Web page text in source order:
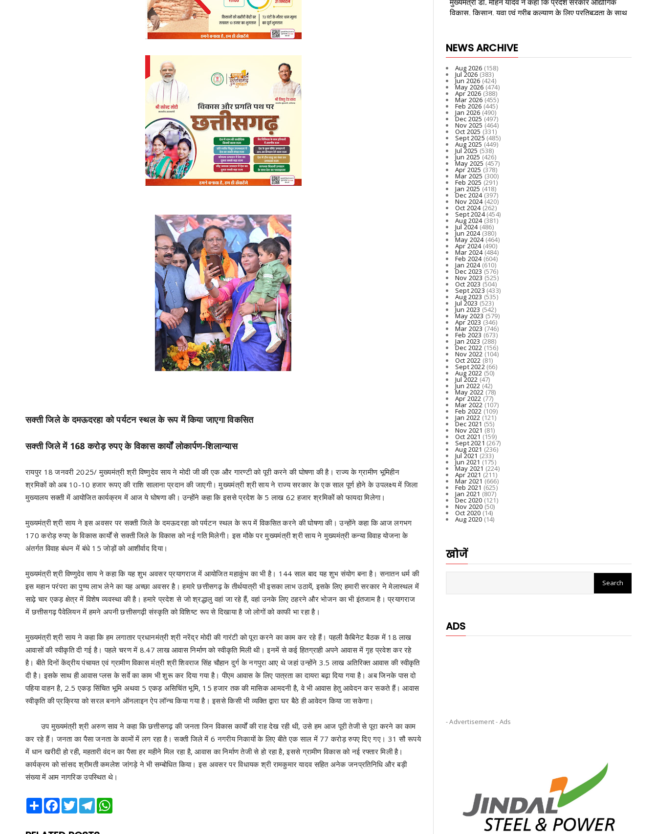
सक्ती जिले के दमऊदरहा को पर्यटन स्थल के रूप में किया जाएगा विकसित
सक्ती जिले में 168 करोड़ रुपए के विकास कार्यों लोकार्पण-शिलान्यास
रायपुर 18 जनवरी 2025/ मुख्यमंत्री श्री विष्णुदेव साय ने मोदी जी की एक और गारण्टी को पूरी करने की घोषणा की है। राज्य के ग्रामीण भूमिहीन
श्रमिकों को अब 10-10 हजार रूपए की राशि सालाना प्रदान की जाएगी। मुख्यमंत्री श्री साय ने राज्य सरकार के एक साल पूर्ण होने के उपलक्ष्य में जिला
मुख्यालय सक्ती में आयोजित कार्यक्रम में आज ये घोषणा की। उन्होंने कहा कि इससे प्रदेश के 5 लाख 62 हजार श्रमिकों को फायदा मिलेगा।
मुख्यमंत्री श्री साय ने इस अवसर पर सक्ती जिले के दमऊदरहा को पर्यटन स्थल के रूप में विकसित करने की घोषणा की। उन्होंने कहा कि आज लगभग
170 करोड़ रुपए के विकास कार्यों से सक्ती जिले के विकास को नई गति मिलेगी। इस मौके पर मुख्यमंत्री श्री साय ने मुख्यमंत्री कन्या विवाह योजना के
अंतर्गत विवाह बंधन में बंधे 15 जोड़ों को आशीर्वाद दिया।
मुख्यमंत्री श्री विष्णुदेव साय ने कहा कि यह शुभ अवसर प्रयागराज में आयोजित महाकुंभ का भी है। 144 साल बाद यह शुभ संयोग बना है। सनातन धर्म की
इस महान परंपरा का पुण्य लाभ लेने का यह अच्छा अवसर है। हमारे छत्तीसगढ़ के तीर्थयात्री भी इसका लाभ उठायें, इसके लिए हमारी सरकार ने मेलास्थल में
साढ़े चार एकड़ क्षेत्र में विशेष व्यवस्था की है। हमारे प्रदेश से जो श्रद्धालु वहां जा रहे हैं, वहां उनके लिए ठहरने और भोजन का भी इंतजाम है। प्रयागराज
में छत्तीसगढ़ पैवेलियन में हमने अपनी छत्तीसगढ़ी संस्कृति को विशिष्ट रूप से दिखाया है जो लोगों को काफी भा रहा है।
मुख्यमंत्री श्री साय ने कहा कि हम लगातार प्रधानमंत्री श्री नरेंद्र मोदी की गारंटी को पूरा करने का काम कर रहे हैं। पहली कैबिनेट बैठक में 18 लाख
आवासों की स्वीकृति दी गई है। पहले चरण में 8.47 लाख आवास निर्माण को स्वीकृति मिली थी। इनमें से कई हितग्राही अपने आवास में गृह प्रवेश कर रहे
है। बीते दिनों केंद्रीय पंचायत एवं ग्रामीण विकास मंत्री श्री शिवराज सिंह चौहान दुर्ग के नगपुरा आए थे जहां उन्होंने 3.5 लाख अतिरिक्त आवास की स्वीकृति
दी है। इसके साथ ही आवास प्लस के सर्वे का काम भी शुरू कर दिया गया है। पीएम आवास के लिए पात्रता का दायरा बढ़ा दिया गया है। अब जिनके पास दो
पहिया वाहन है, 2.5 एकड़ सिंचित भूमि अथवा 5 एकड़ असिचिंत भूमि, 15 हजार तक की मासिक आमदनी है, वे भी आवास हेतु आवेदन कर सकते हैं। आवास
स्वीकृति की प्रक्रिया को सरल बनाने ऑनलाइन ऐप लॉन्च किया गया है। इससे किसी भी व्यक्ति द्वारा घर बैठे ही आवेदन किया जा सकेगा।
उप मुख्यमंत्री श्री अरुण साव ने कहा कि छत्तीसगढ़ की जनता जिन विकास कार्यों की राह देख रही थी, उसे हम आज पूरी तेजी से पूरा करने का काम
कर रहे हैं। जनता का पैसा जनता के कामों में लग रहा है। सक्ती जिले में 6 नगरीय निकायों के लिए बीते एक साल में 77 करोड़ रुपए दिए गए। 31 सौ रूपये
में धान खरीदी हो रही, महतारी वंदन का पैसा हर महीने मिल रहा है, आवास का निर्माण तेजी से हो रहा है, इससे ग्रामीण विकास को नई रफ्तार मिली है।
कार्यक्रम को सांसद श्रीमती कमलेश जांगड़े ने भी सम्बोधित किया। इस अवसर पर विधायक श्री रामकुमार यादव सहित अनेक जनप्रतिनिधि और बड़ी
संख्या में आम नागरिक उपस्थित थे।
Share Facebook
TwitterTelegram
NEWS ARCHIVE
Aug 2026 (158)
Jul 2026 (383)
Jun 2026(424)
May 2026(474)
Apr 2026 (388)
Mar 2026(455)
Feb 2026 (445)
Jan 2026 (490)
Dec 2025(497)
Nov 2025 (464)
Oct 2025 (331)
Sept 2025 (485)
Aug 2025 (449)
Jul 2025 (538)
Jun 2025(426)
May 2025(457)
Apr 2025 (378)
Mar 2025 (300)
Feb 2025 (291)
Jan 2025 (418)
Dec 2024(397)
Nov 2024(420)
Oct 2024(262)
Sept 2024(454)
Aug 2024(381)
Jul 2024(486)
Jun 2024(380)
May 2024(464)
Apr 2024(490)
Mar 2024(484)
Feb 2024(604)
Jan 2024(610)
Dec 2023(576)
Nov 2023 (525)
Oct 2023 (504)
Sept 2023 (433)
Aug 2023 (535)
Jul 2023 (523)
Jun 2023(542)
May 2023(579)
Apr 2023 (346)
Mar 2023 (746)
Feb 2023 (673)
Jan 2023 (288)
Dec 2022(156)
Nov 2022 (104)
Oct 2022 (81)
Sept 2022(66)
Aug 2022 (50)
Jul 2022 (47)
Jun 2022(42)
May 2022(78)
Apr 2022 (77)
Mar 2022(107)
Feb 2022 (109)
Jan 2022 (121)
Dec 2021 (55)
Nov 2021 (81)
Oct 2021 (159)
Sept 2021 (267)
Aug 2021 (236)
Jul 2021 (233)
Jun 2021(175)
May 2021(224)
Apr 2021 (211)
Mar 2021 (666)
Feb 2021 (625)
Jan 2021 (807)
Dec 2020(121)
Nov 2020 (50)
Oct 2020 (14)
Aug 2020(14)
खोजें
ADS
- Advertisement - Ads